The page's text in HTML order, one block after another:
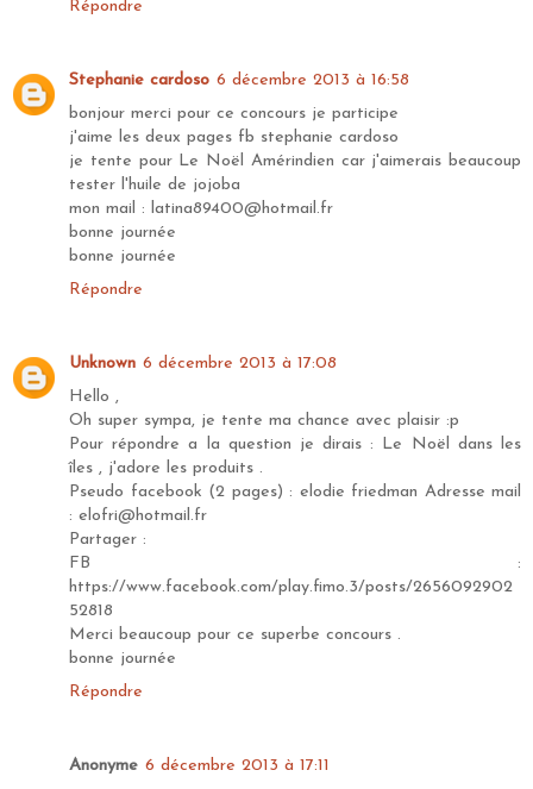
Répondre
Stephanie cardoso 6 décembre 2013 à 16:58
bonjour merci pour ce concours je participe
j'aime les deux pages fb stephanie cardoso
je tente pour Le Noël Amérindien car j'aimerais beaucoup
tester l'huile de jojoba
mon mail : latina89400@hotmail.fr
bonne journée
bonne journée
Répondre
Unknown 6 décembre 2013 à 17:08
Hello ,
Oh super sympa, je tente ma chance avec plaisir :p
Pour répondre a la question je dirais : Le Noël dans les
îles , j'adore les produits .
Pseudo facebook (2 pages) : elodie friedman Adresse mail
: elofri@hotmail.fr
Partager :
FB :
https://www.facebook.com/play.fimo.3/posts/2656092902
52818
Merci beaucoup pour ce superbe concours .
bonne journée
Répondre
Anonyme 6 décembre 2013 à 17:11